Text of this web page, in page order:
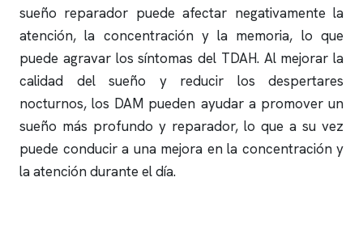
sueño reparador puede afectar negativamente la
atención, la concentración y la memoria, lo que
puede agravar los síntomas del TDAH. Al mejorar la
calidad del sueño y reducir los despertares
nocturnos, los DAM pueden ayudar a promover un
sueño más profundo y reparador, lo que a su vez
puede conducir a una mejora en la concentración y
la atención durante el día.